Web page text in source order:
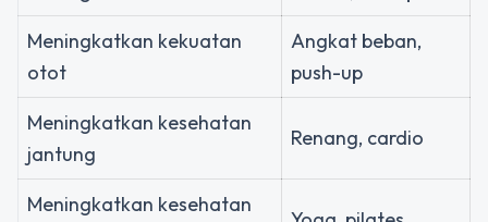
Meningkatkan kekuatan
otot
Angkat beban,
push-up
Meningkatkan kesehatan
jantung
Renang, cardio
Meningkatkan kesehatan